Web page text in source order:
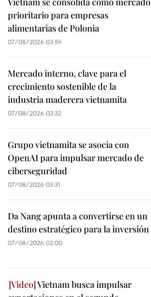
prioritario para empresas
alimentarias de Polonia
07/08/2026 03:59
Mercado interno, clave para el
crecimiento sostenible de la
industria maderera vietnamita
07/08/2026 03:32
Grupo vietnamita se asocia con
OpenAI para impulsar mercado de
ciberseguridad
07/08/2026 03:31
Da Nang apunta a convertirse en un
destino estratégico para la inversión
07/08/2026 02:00
Vietnam busca impulsar